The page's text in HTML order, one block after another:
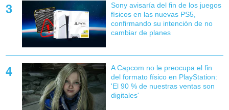
Sony avisaría del fin de los juegos
físicos en las nuevas PS5,
confirmando su intención de no
cambiar de planes
A Capcom no le preocupa el fin
del formato físico en PlayStation:
'El 90 % de nuestras ventas son
digitales'